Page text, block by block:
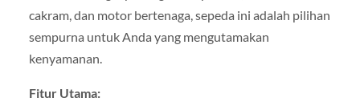
cakram, dan motor bertenaga, sepeda ini adalah pilihan
sempurna untuk Anda yang mengutamakan
kenyamanan.
Fitur Utama: